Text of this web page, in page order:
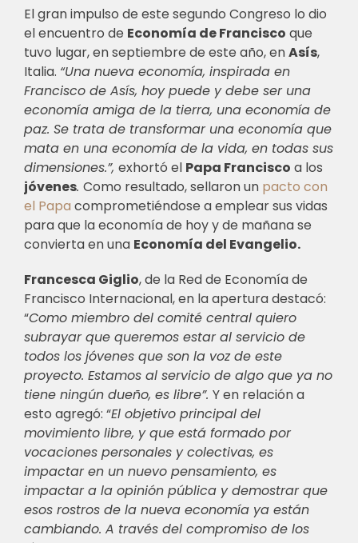
El gran impulso de este segundo Congreso lo dio
el encuentro de Economía de Francisco que
tuvo lugar, en septiembre de este año, enAsís,
Italia. “Una nueva economía, inspirada en
Francisco de Asís, hoy puede y debe ser una
economía amiga de la tierra, una economía de
paz. Se trata de transformar una economía que
mata en una economía de la vida, en todas sus
dimensiones.”, exhortó el Papa Francisco a los
jóvenes. Como resultado, sellaron un pacto con
el Papa comprometiéndose a emplear sus vidas
para que la economía de hoy y de mañana se
convierta en una Economía del Evangelio.
Francesca Giglio, de la Red de Economía de
Francisco Internacional, en la apertura destacó:
“Como miembro del comité central quiero
subrayar que queremos estar al servicio de
todos los jóvenes que son la voz de este
proyecto. Estamos al servicio de algo que ya no
tiene ningún dueño, es libre”. Y en relación a
esto agregó: “El objetivo principal del
movimiento libre, y que está formado por
vocaciones personales y colectivas, es
impactar en un nuevo pensamiento, es
impactar a la opinión pública y demostrar que
esos rostros de la nueva economía ya están
cambiando. A través del compromiso de los